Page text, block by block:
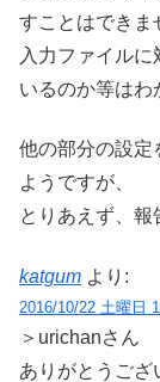
すことはできま
入力ファイル
いるのか等はわ
他の部分の設定
ようですが、
とりあえず、報
katgum より:
2016/10/22 土曜日
＞urichanさん
ありがとうござ